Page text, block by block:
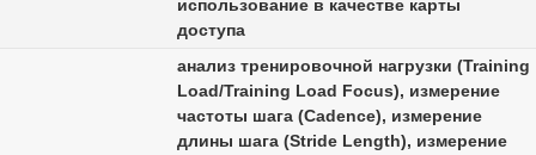
использование в качестве карты
доступа
анализ тренировочной нагрузки (Training
Load/Training Load Focus), измерение
частоты шага (Cadence), измерение
длины шага (Stride Length), измерение